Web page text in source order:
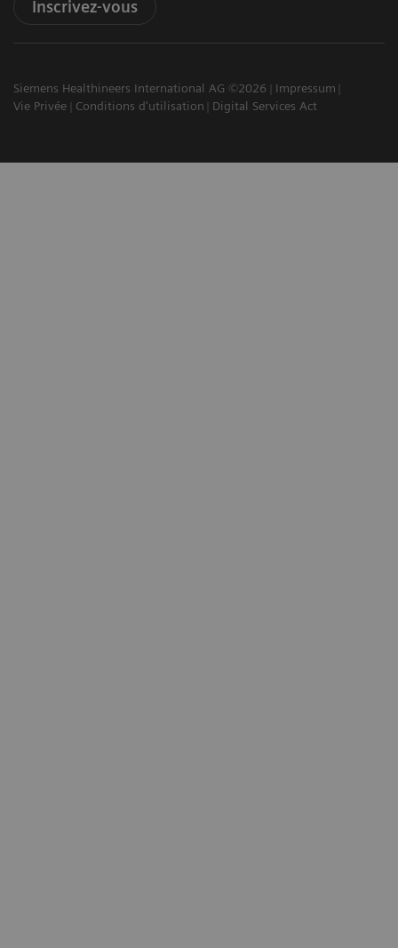
Inscrivez-vous
Siemens Healthineers International AG ©2026
Impressum
Vie Privée
Conditions d'utilisation Digital Services Act